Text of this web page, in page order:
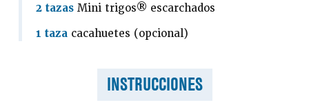
2 tazas Mini trigos® escarchados
1 taza cacahuetes (opcional)
INSTRUCCIONES